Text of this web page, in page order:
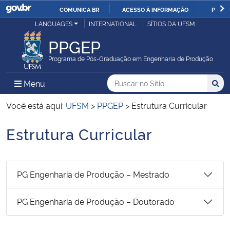
IR
COMUNICA BR ACESSO À INFORMAÇÃO
Ministério da Justiça e Segurança Pública
Ministério da Defesa
Ministério das Relações Exteriores
Ministério da Economia
LANGUAGES INTERNATIONAL SÍTIOS DA UFSM
PPGEP
Programa de Pós-Graduação em Engenharia de Produção
Menu Menu Principal do Sítio
Busca
Buscar no no Sítio
Busca:
Você está aqui: UFSM > PPGEP > Estrutura Curricular
Início do conteúdo
Estrutura Curricular
PG Engenharia de Produção – Mestrado
PG Engenharia de Produção – Doutorado